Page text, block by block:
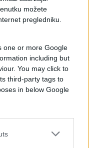
možete
pregledniku.
one or more Google
including but
You may click to
third-party tags to
in below Google
majčinstvu.
pažnju i
koje je
različitih